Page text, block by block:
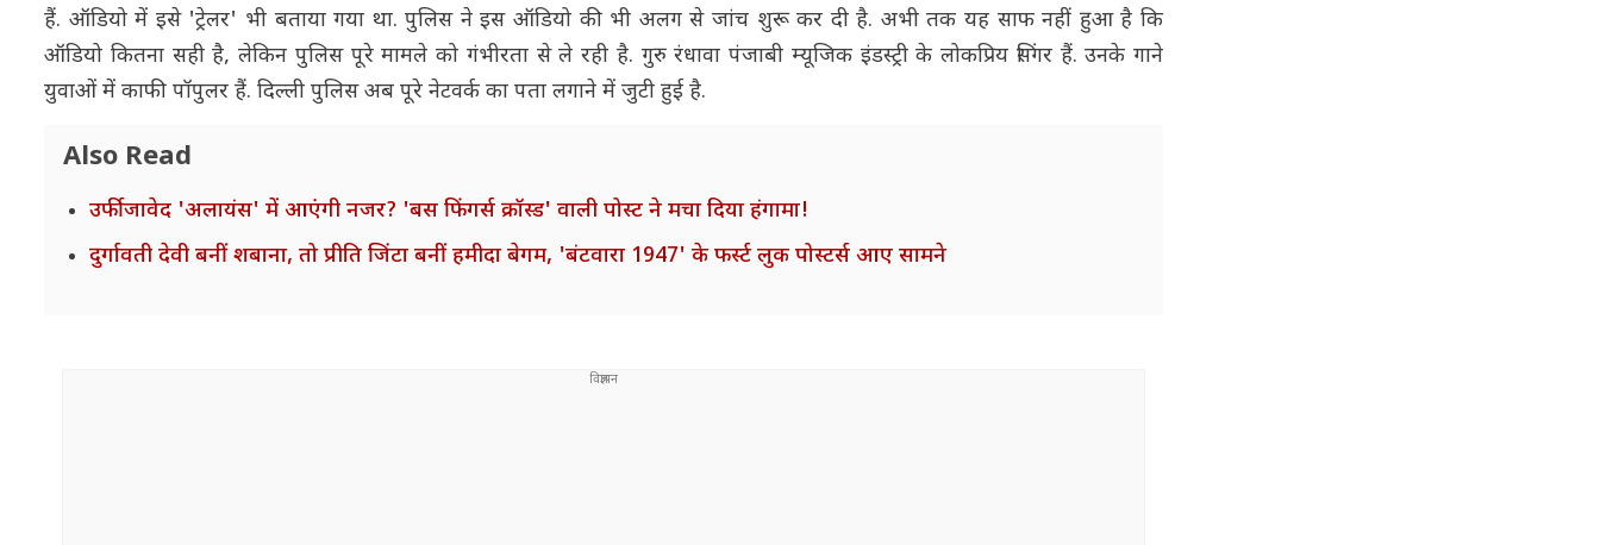
हैं. ऑडियो में इसे 'ट्रेलर' भी बताया गया था. पुलिस ने इस ऑडियो की भी अलग से जांच शुरू कर दी है. अभी तक यह साफ नहीं हुआ है कि
ऑडियो कितना सही है, लेकिन पुलिस पूरे मामले को गंभीरता से ले रही है. गुरु रंधावा पंजाबी म्यूजिक इंडस्ट्री के लोकप्रिय सिंगर हैं. उनके गाने
युवाओं में काफी पॉपुलर हैं. दिल्ली पुलिस अब पूरे नेटवर्क का पता लगाने में जुटी हुई है.
Also Read
उर्फी जावेद 'अलायंस' में आएंगी नजर? 'बस फिंगर्स क्रॉस्ड' वाली पोस्ट ने मचा दिया हंगामा!
दुर्गावती देवी बनीं शबाना, तो प्रीति जिंटा बनीं हमीदा बेगम, 'बंटवारा 1947' के फर्स्ट लुक पोस्टर्स आए सामने